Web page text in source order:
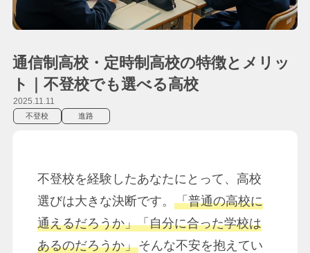
通信制高校・定時制高校の特徴とメリッ
ト｜不登校でも選べる高校
不登校 進路
2025.11.11
不登校を経験したあなたにとって、高校
選びは大きな決断です。 「普通の高校に
通えるだろうか」「自分に合った学校は
あるのだろうか」そんな不安を抱えてい